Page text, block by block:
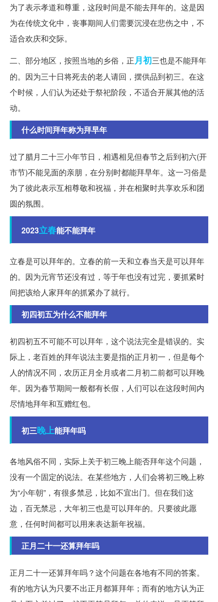
为了表示孝道和尊重，这段时间是不能去拜年的。这是因
为在传统文化中，丧事期间人们需要沉浸在悲伤之中，不
适合欢庆和交际。
二、部分地区，按照当地的乡俗，正月初三也是不能拜年
的。因为三十日将死去的老人请回，摆供品到初三。在这
个时候，人们认为还处于祭祀阶段，不适合开展其他的活
动。
什么时间拜年称为拜早年
过了腊月二十三小年节日，相遇相见但春节之后到初六(开
市节)不能见面的亲朋，在分别时都能拜早年。这一习俗是
为了彼此表示互相尊敬和祝福，并在相聚时共享欢乐和团
圆的氛围。
2023立春能不能拜年
立春是可以拜年的。立春的前一天和立春当天是可以拜年
的。因为元宵节还没有过，等于年也没有过完，要抓紧时
间把该给人家拜年的抓紧办了就行。
初四初五为什么不能拜年
初四初五不可能不可以拜年，这个说法完全是错误的。实
际上，老百姓的拜年说法主要是指的正月初一，但是每个
人的情况不同，农历正月全月或者二月初二前都可以拜晚
年。因为春节期间一般都有长假，人们可以在这段时间内
尽情地拜年和互赠红包。
初三晚上能拜年吗
各地风俗不同，实际上关于初三晚上能否拜年这个问题，
没有一个固定的说法。在某些地方，人们会将初三晚上称
为“小年朝”，有很多禁忌，比如不宜出门。但在我们这
边，百无禁忌，大年初三也是可以拜年的。只要彼此愿
意，任何时间都可以用来表达新年祝福。
正月二十一还算拜年吗
正月二十一还算拜年吗？这个问题在各地有不同的答案。
有的地方认为只要不出正月都算拜年；而有的地方认为正